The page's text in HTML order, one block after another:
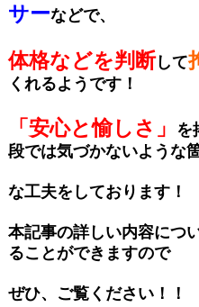
サーなどで、
体格などを判断して
くれるようです！
「安心と愉しさ」 を
段では気づかないような
な工夫を しております！
本記事の詳しい内容につ
ることができますので
ぜひ、ご覧ください！！